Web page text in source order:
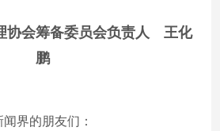
协会筹备委员会负责人 王化
鹏
界的朋友们：